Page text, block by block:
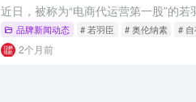
品牌新闻动态 # 若羽臣 # 奥伦纳素 #
2个月前